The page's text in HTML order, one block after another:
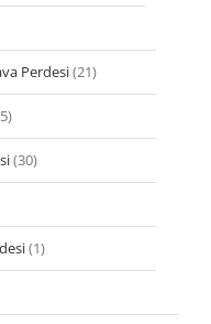
Perdesi(21)
(30)
(1)